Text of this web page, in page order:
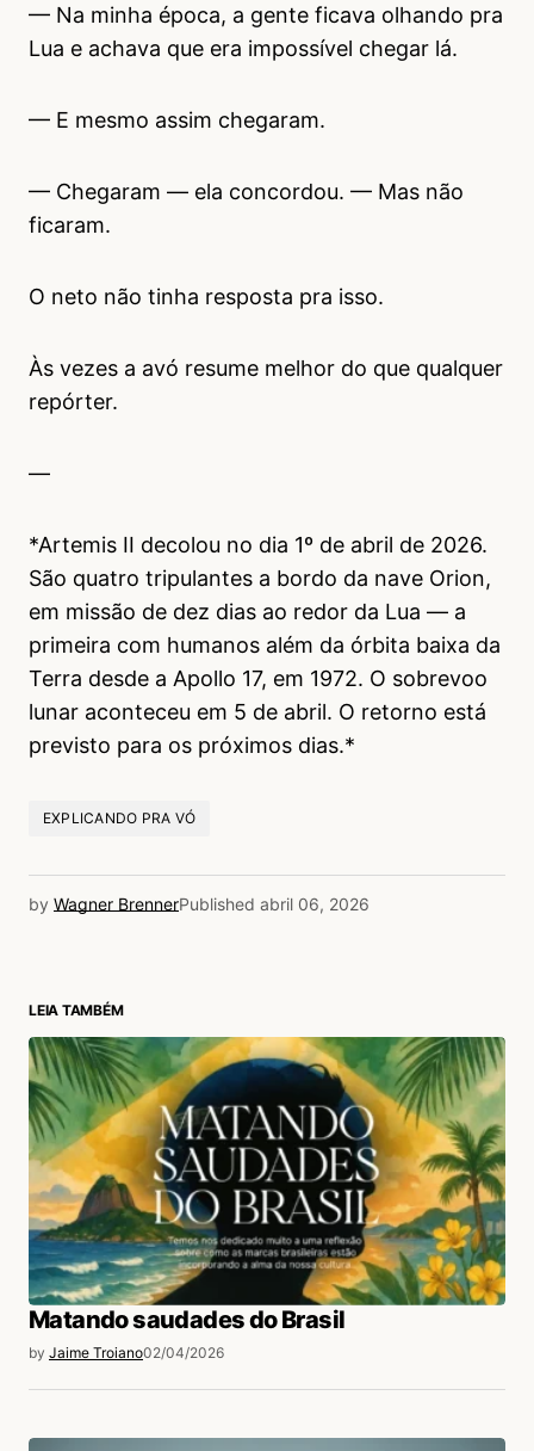
— Na minha época, a gente ficava olhando pra
Lua e achava que era impossível chegar lá.
— E mesmo assim chegaram.
— Chegaram — ela concordou. — Mas não
ficaram.
O neto não tinha resposta pra isso.
Às vezes a avó resume melhor do que qualquer
repórter.
—
*Artemis II decolou no dia 1º de abril de 2026.
São quatro tripulantes a bordo da nave Orion,
em missão de dez dias ao redor da Lua — a
primeira com humanos além da órbita baixa da
Terra desde a Apollo 17, em 1972. O sobrevoo
lunar aconteceu em 5 de abril. O retorno está
previsto para os próximos dias.*
EXPLICANDO PRA VÓ
by Wagner BrennerPublished abril 06, 2026
LEIA TAMBÉM
Matando saudades do Brasil
by Jaime Troiano02/04/2026